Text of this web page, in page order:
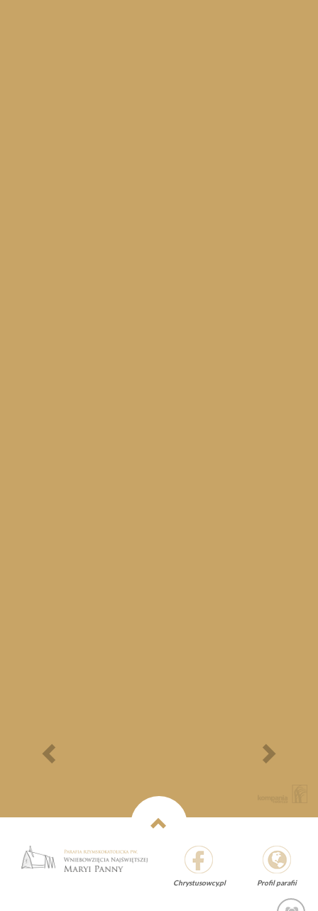
XXII Pielgrzymi
Półmaraton - 1/3
Maraton Nordic Walking
- Rajd Rowerowy o
Memoriał Jana Pawła II
Previous
Next